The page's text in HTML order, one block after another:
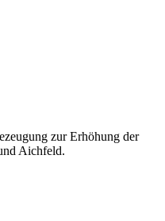
zur Erhöhung der
Aichfeld.